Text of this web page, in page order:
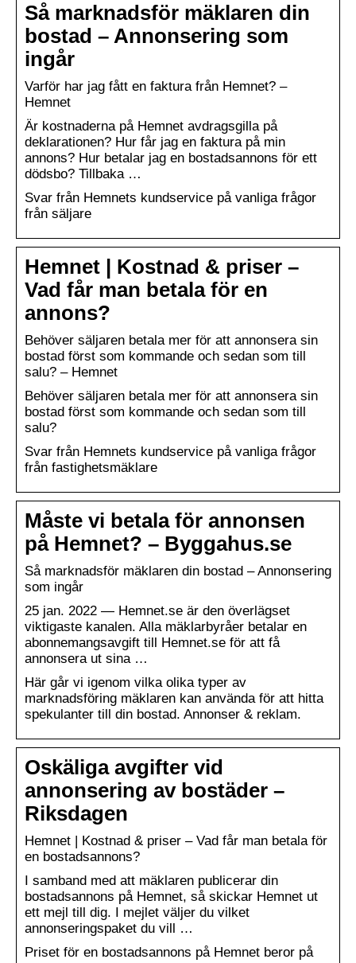
Så marknadsför mäklaren din
bostad – Annonsering som
ingår
Varför har jag fått en faktura från Hemnet? –
Hemnet
Är kostnaderna på Hemnet avdragsgilla på
deklarationen? Hur får jag en faktura på min
annons? Hur betalar jag en bostadsannons för ett
dödsbo? Tillbaka …
Svar från Hemnets kundservice på vanliga frågor
från säljare
Hemnet | Kostnad & priser –
Vad får man betala för en
annons?
Behöver säljaren betala mer för att annonsera sin
bostad först som kommande och sedan som till
salu? – Hemnet
Behöver säljaren betala mer för att annonsera sin
bostad först som kommande och sedan som till
salu?
Svar från Hemnets kundservice på vanliga frågor
från fastighetsmäklare
Måste vi betala för annonsen
på Hemnet? – Byggahus.se
Så marknadsför mäklaren din bostad – Annonsering
som ingår
25 jan. 2022 — Hemnet.se är den överlägset
viktigaste kanalen. Alla mäklarbyråer betalar en
abonnemangsavgift till Hemnet.se för att få
annonsera ut sina …
Här går vi igenom vilka olika typer av
marknadsföring mäklaren kan använda för att hitta
spekulanter till din bostad. Annonser & reklam.
Oskäliga avgifter vid
annonsering av bostäder –
Riksdagen
Hemnet | Kostnad & priser – Vad får man betala för
en bostadsannons?
I samband med att mäklaren publicerar din
bostadsannons på Hemnet, så skickar Hemnet ut
ett mejl till dig. I mejlet väljer du vilket
annonseringspaket du vill …
Priset för en bostadsannons på Hemnet beror på